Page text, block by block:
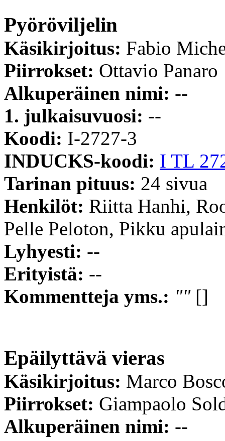
Pyöröviljelin
Käsikirjoitus: Fabio
Piirrokset: Ottavio Panaro
Alkuperäinen nimi: --
1. julkaisuvuosi: --
Koodi: I-2727-3
INDUCKS-koodi: I TL
Tarinan pituus: 24 sivua
Henkilöt: Riitta Hanhi,
Pelle Peloton, Pikku
Lyhyesti: --
Erityistä: --
Kommentteja yms.: ""[]
Epäilyttävä vieras
Käsikirjoitus: Marco
Piirrokset: Giampaolo
Alkuperäinen nimi: --